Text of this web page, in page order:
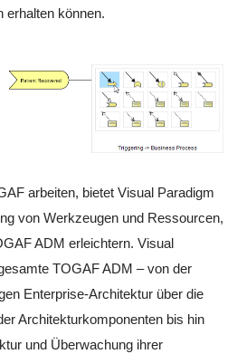
erhalten können.
arbeiten, bietet Visual Paradigm
von Werkzeugen und Ressourcen,
ADM erleichtern. Visual
TOGAF ADM – von der
Enterprise-Architektur über die
Architekturkomponenten bis hin
und Überwachung ihrer